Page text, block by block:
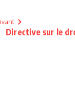
Directive sur le